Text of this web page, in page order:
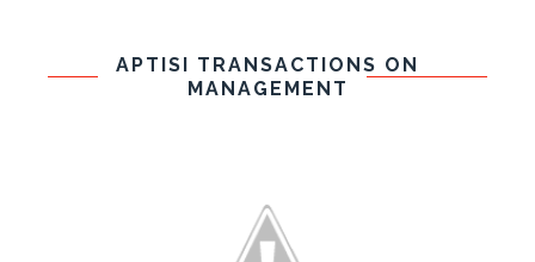
APTISI TRANSACTIONS ON
MANAGEMENT